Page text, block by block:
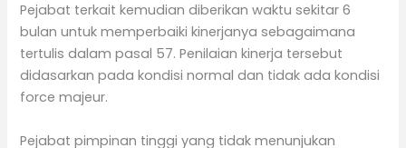
Pejabat terkait kemudian diberikan waktu sekitar 6
bulan untuk memperbaiki kinerjanya sebagaimana
tertulis dalam pasal 57. Penilaian kinerja tersebut
didasarkan pada kondisi normal dan tidak ada kondisi
force majeur.
Pejabat pimpinan tinggi yang tidak menunjukan